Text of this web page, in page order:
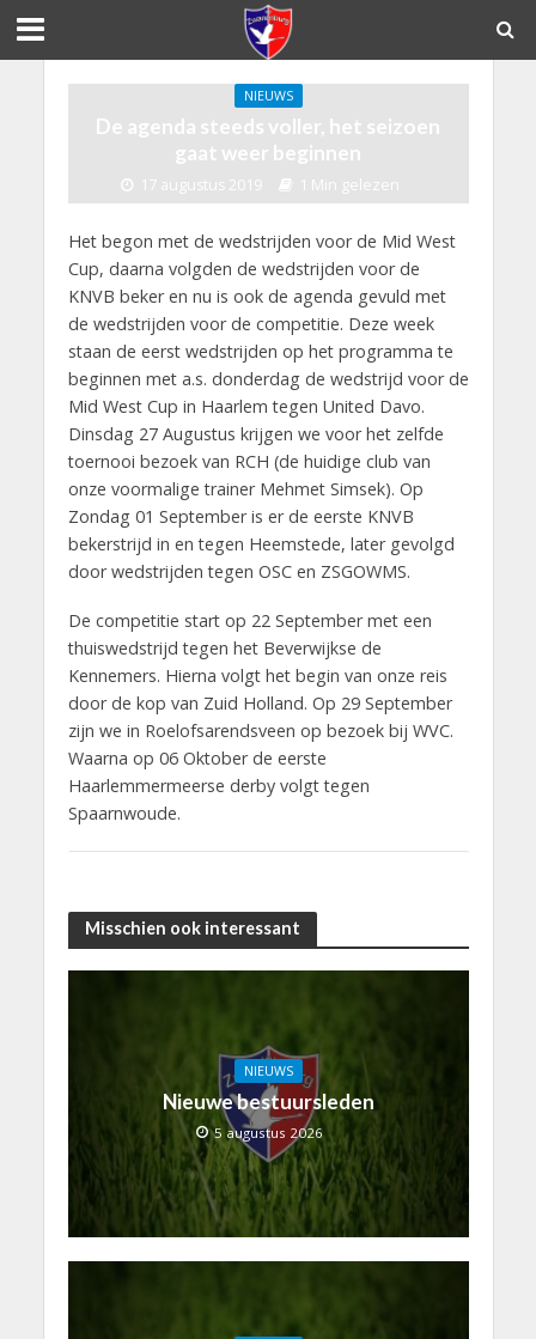
NIEUWS
De agenda steeds voller, het seizoen
gaat weer beginnen
17 augustus 2019 1 Min gelezen
Het begon met de wedstrijden voor de Mid West
Cup, daarna volgden de wedstrijden voor de
KNVB beker en nu is ook de agenda gevuld met
de wedstrijden voor de competitie. Deze week
staan de eerst wedstrijden op het programma te
beginnen met a.s. donderdag de wedstrijd voor de
Mid West Cup in Haarlem tegen United Davo.
Dinsdag 27 Augustus krijgen we voor het zelfde
toernooi bezoek van RCH (de huidige club van
onze voormalige trainer Mehmet Simsek). Op
Zondag 01 September is er de eerste KNVB
bekerstrijd in en tegen Heemstede, later gevolgd
door wedstrijden tegen OSC en ZSGOWMS.
De competitie start op 22 September met een
thuiswedstrijd tegen het Beverwijkse de
Kennemers. Hierna volgt het begin van onze reis
door de kop van Zuid Holland. Op 29 September
zijn we in Roelofsarendsveen op bezoek bij WVC.
Waarna op 06 Oktober de eerste
Haarlemmermeerse derby volgt tegen
Spaarnwoude.
Misschien ook interessant
NIEUWS
Nieuwe bestuursleden
5 augustus 2026